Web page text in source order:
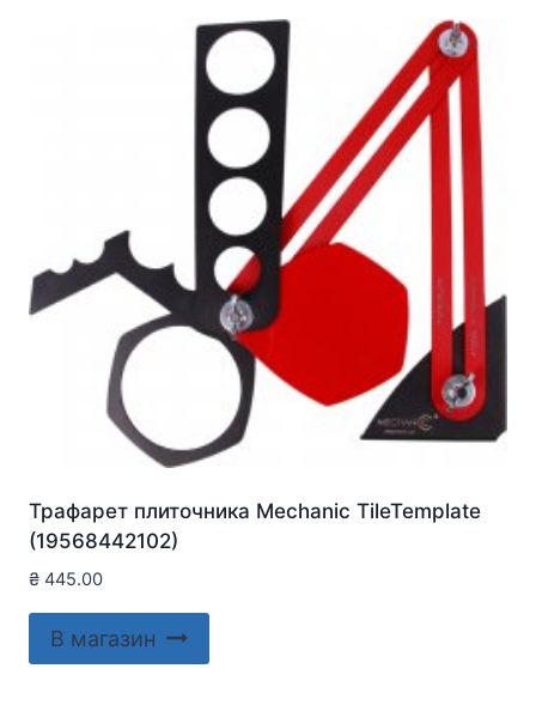
Трафарет плиточника Mechanic TileTemplate
(19568442102)
₴ 445.00
В магазин